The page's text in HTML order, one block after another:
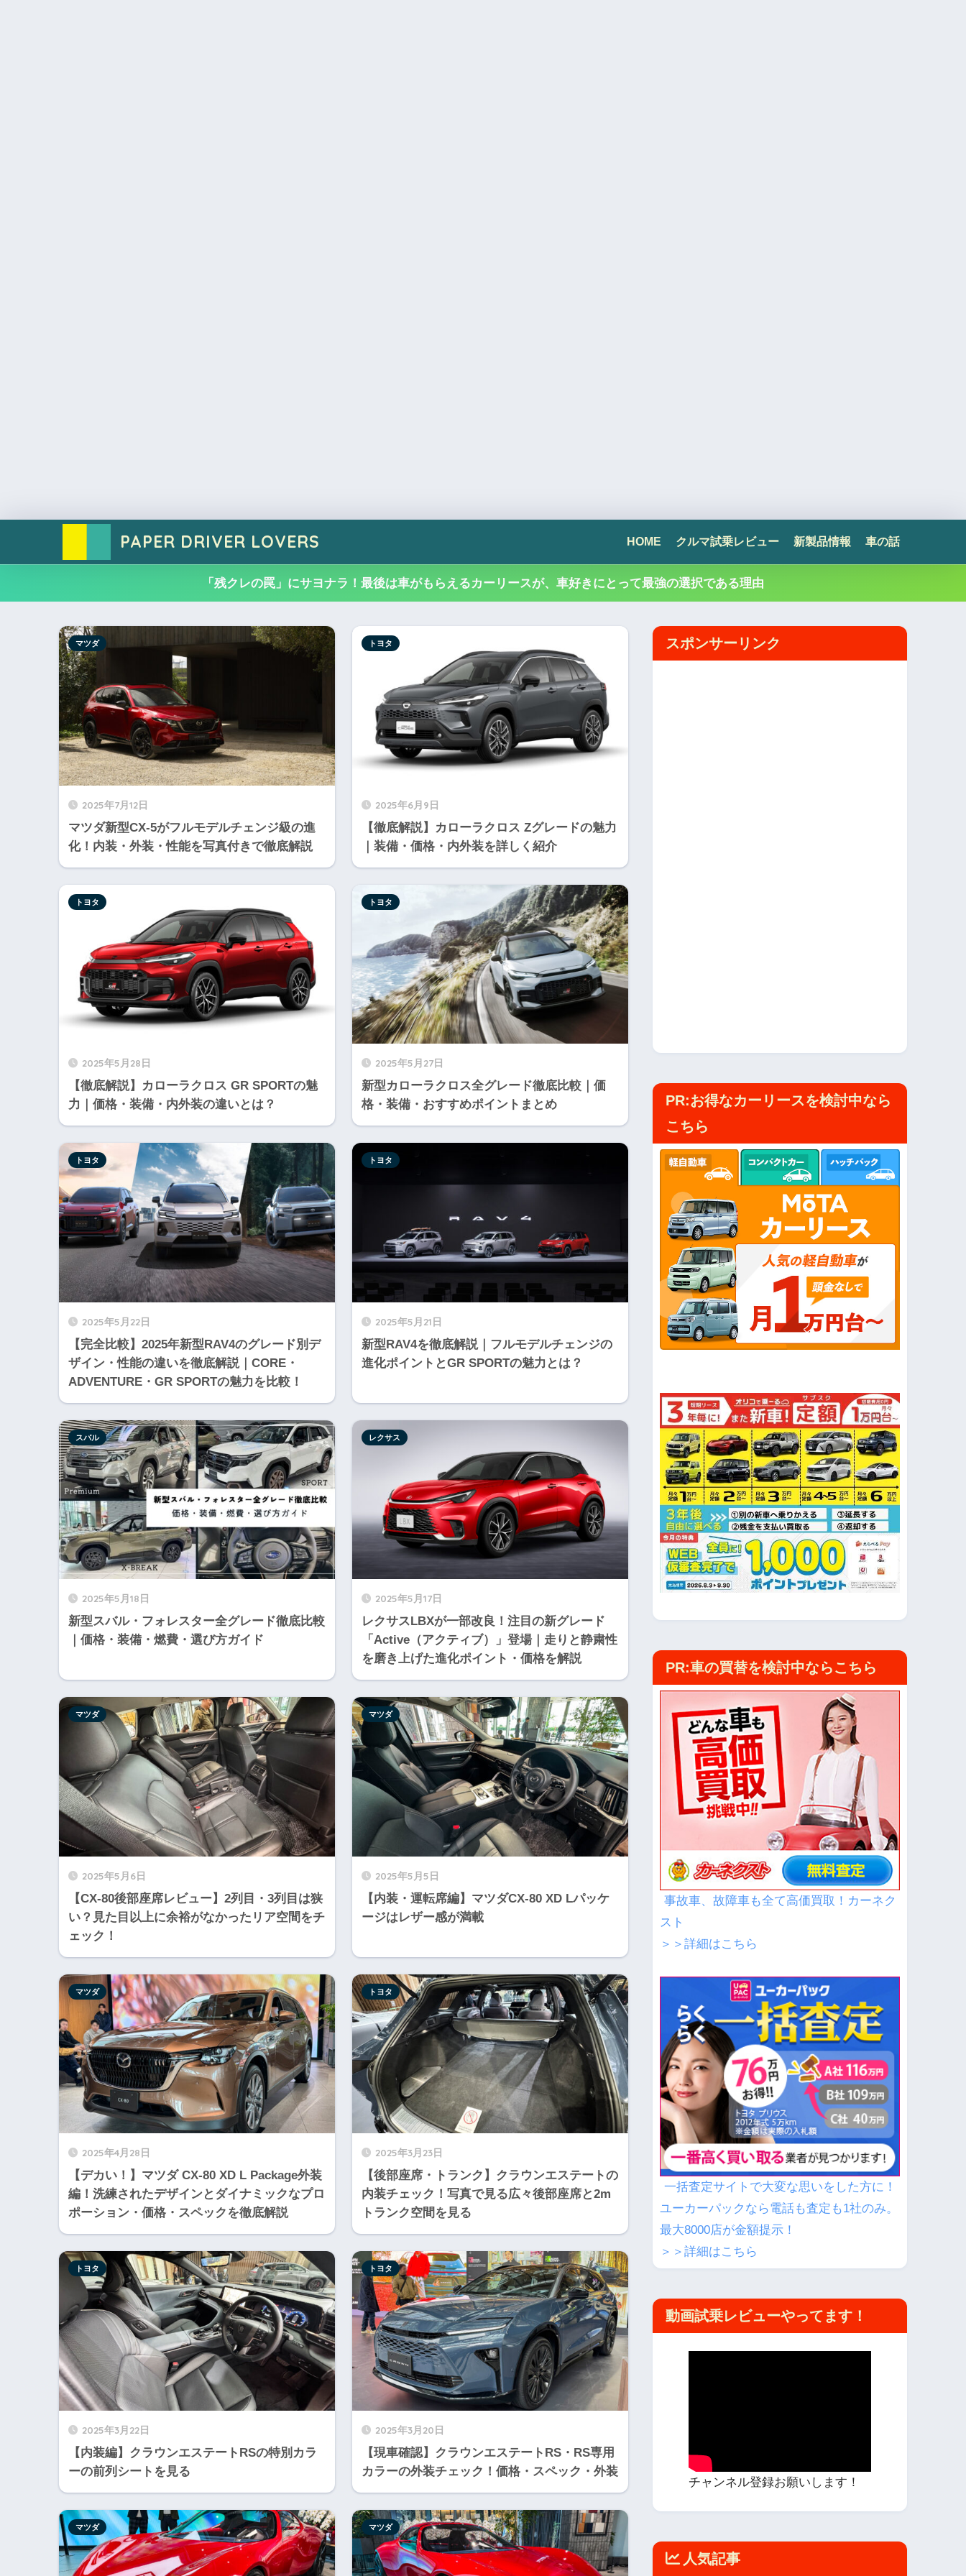
PAPER DRIVER LOVERS HOME クルマ試乗レビュー 新製品情報 車の話
「残クレの罠」にサヨナラ！最後は車がもらえるカーリースが、車好きにとって最強の選択である理由
2025年7月12日
マツダ新型CX-5がフルモデルチェンジ級の進
化！内装・外装・性能を写真付きで徹底解説
マツダ
2025年6月9日
【徹底解説】カローラクロス Zグレードの魅力
｜装備・価格・内外装を詳しく紹介
トヨタ
2025年5月28日
【徹底解説】カローラクロス GR SPORTの魅
力｜価格・装備・内外装の違いとは？
トヨタ
2025年5月27日
新型カローラクロス全グレード徹底比較｜価
格・装備・おすすめポイントまとめ
トヨタ
2025年5月22日
【完全比較】2025年新型RAV4のグレード別デ
ザイン・性能の違いを徹底解説｜CORE・
ADVENTURE・GR SPORTの魅力を比較！
トヨタ
2025年5月21日
新型RAV4を徹底解説｜フルモデルチェンジの
進化ポイントとGR SPORTの魅力とは？
トヨタ
2025年5月18日
新型スバル・フォレスター全グレード徹底比較
｜価格・装備・燃費・選び方ガイド
スバル
2025年5月17日
レクサスLBXが一部改良！注目の新グレード
「Active（アクティブ）」登場｜走りと静粛性
を磨き上げた進化ポイント・価格を解説
レクサス
2025年5月6日
【CX-80後部座席レビュー】2列目・3列目は狭
い？見た目以上に余裕がなかったリア空間をチ
ェック！
マツダ
2025年5月5日
【内装・運転席編】マツダCX-80 XD Lパッケ
ージはレザー感が満載
マツダ
2025年4月28日
【デカい！】マツダ CX-80 XD L Package外装
編！洗練されたデザインとダイナミックなプロ
ポーション・価格・スペックを徹底解説
マツダ
2025年3月23日
【後部座席・トランク】クラウンエステートの
内装チェック！写真で見る広々後部座席と2m
トランク空間を見る
トヨタ
2025年3月22日
【内装編】クラウンエステートRSの特別カラ
ーの前列シートを見る
トヨタ
2025年3月20日
【現車確認】クラウンエステートRS・RS専用
カラーの外装チェック！価格・スペック・外装
トヨタ
マツダ マツダ
スポンサーリンク
PR:お得なカーリースを検討中なら
こちら
PR:車の買替を検討中ならこちら
事故車、故障車も全て高価買取！カーネク
スト
＞＞詳細はこちら
一括査定サイトで大変な思いをした方に！
ユーカーパックなら電話も査定も1社のみ。
最大8000店が金額提示！
＞＞詳細はこちら
動画試乗レビューやってます！
チャンネル登録お願いします！
人気記事